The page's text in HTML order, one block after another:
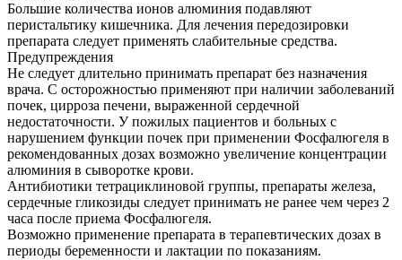
Большие количества ионов алюминия подавляют
перистальтику кишечника. Для лечения передозировки
препарата следует применять слабительные средства.
Предупреждения
Не следует длительно принимать препарат без назначения
врача. С осторожностью применяют при наличии заболеваний
почек, цирроза печени, выраженной сердечной
недостаточности. У пожилых пациентов и больных с
нарушением функции почек при применении Фосфалюгеля в
рекомендованных дозах возможно увеличение концентрации
алюминия в сыворотке крови.
Антибиотики тетрациклиновой группы, препараты железа,
сердечные гликозиды следует принимать не ранее чем через 2
часа после приема Фосфалюгеля.
Возможно применение препарата в терапевтических дозах в
периоды беременности и лактации по показаниям.